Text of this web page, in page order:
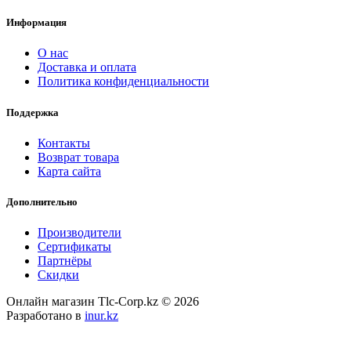
Информация
О нас
Доставка и оплата
Политика конфиденциальности
Поддержка
Контакты
Возврат товара
Карта сайта
Дополнительно
Производители
Сертификаты
Партнёры
Скидки
Онлайн магазин Tlc-Corp.kz © 2026
Разработано в inur.kz